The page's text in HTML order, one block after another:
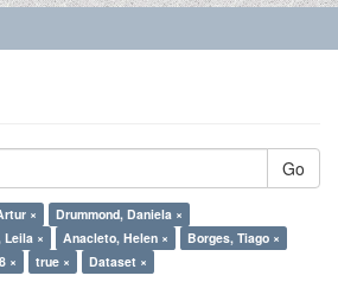
Go
×
Drummond, Daniela ×
Leila × Anacleto, Helen ×
Borges, Tiago ×
× true × Dataset ×